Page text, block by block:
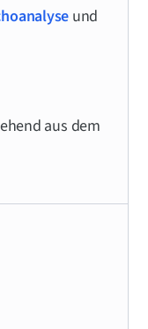
und
aus dem